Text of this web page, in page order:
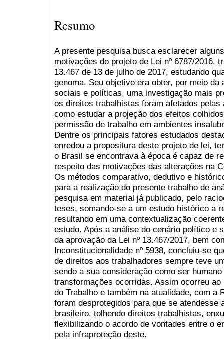
Resumo
A presente pesquisa busca esclarecer
motivações do projeto de Lei nº 6787/2016,
13.467 de 13 de julho de 2017, estudando
genoma. Seu objetivo era obter, por meio
sociais e políticas, uma investigação mais
os direitos trabalhistas foram afetados
como estudar a projeção dos efeitos
permissão de trabalho em ambientes
Dentre os principais fatores estudados
enredou a propositura deste projeto de lei,
o Brasil se encontrava à época é capaz de
respeito das motivações das alterações na
Os métodos comparativo, dedutivo e
para a realização do presente trabalho de
pesquisa em material já publicado, pelo
teses, somando-se a um estudo histórico a
resultando em uma contextualização
estudo. Após a análise do cenário político e
da aprovação da Lei nº 13.467/2017, bem
Inconstitucionalidade nº 5938, concluiu-se
de direitos aos trabalhadores sempre teve
sendo a sua consideração como ser
transformações ocorridas. Assim ocorreu
do Trabalho e também na atualidade, com a
foram desprotegidos para que se
brasileiro, tolhendo direitos trabalhistas,
flexibilizando o acordo de vontades entre o
pela infraproteção deste.